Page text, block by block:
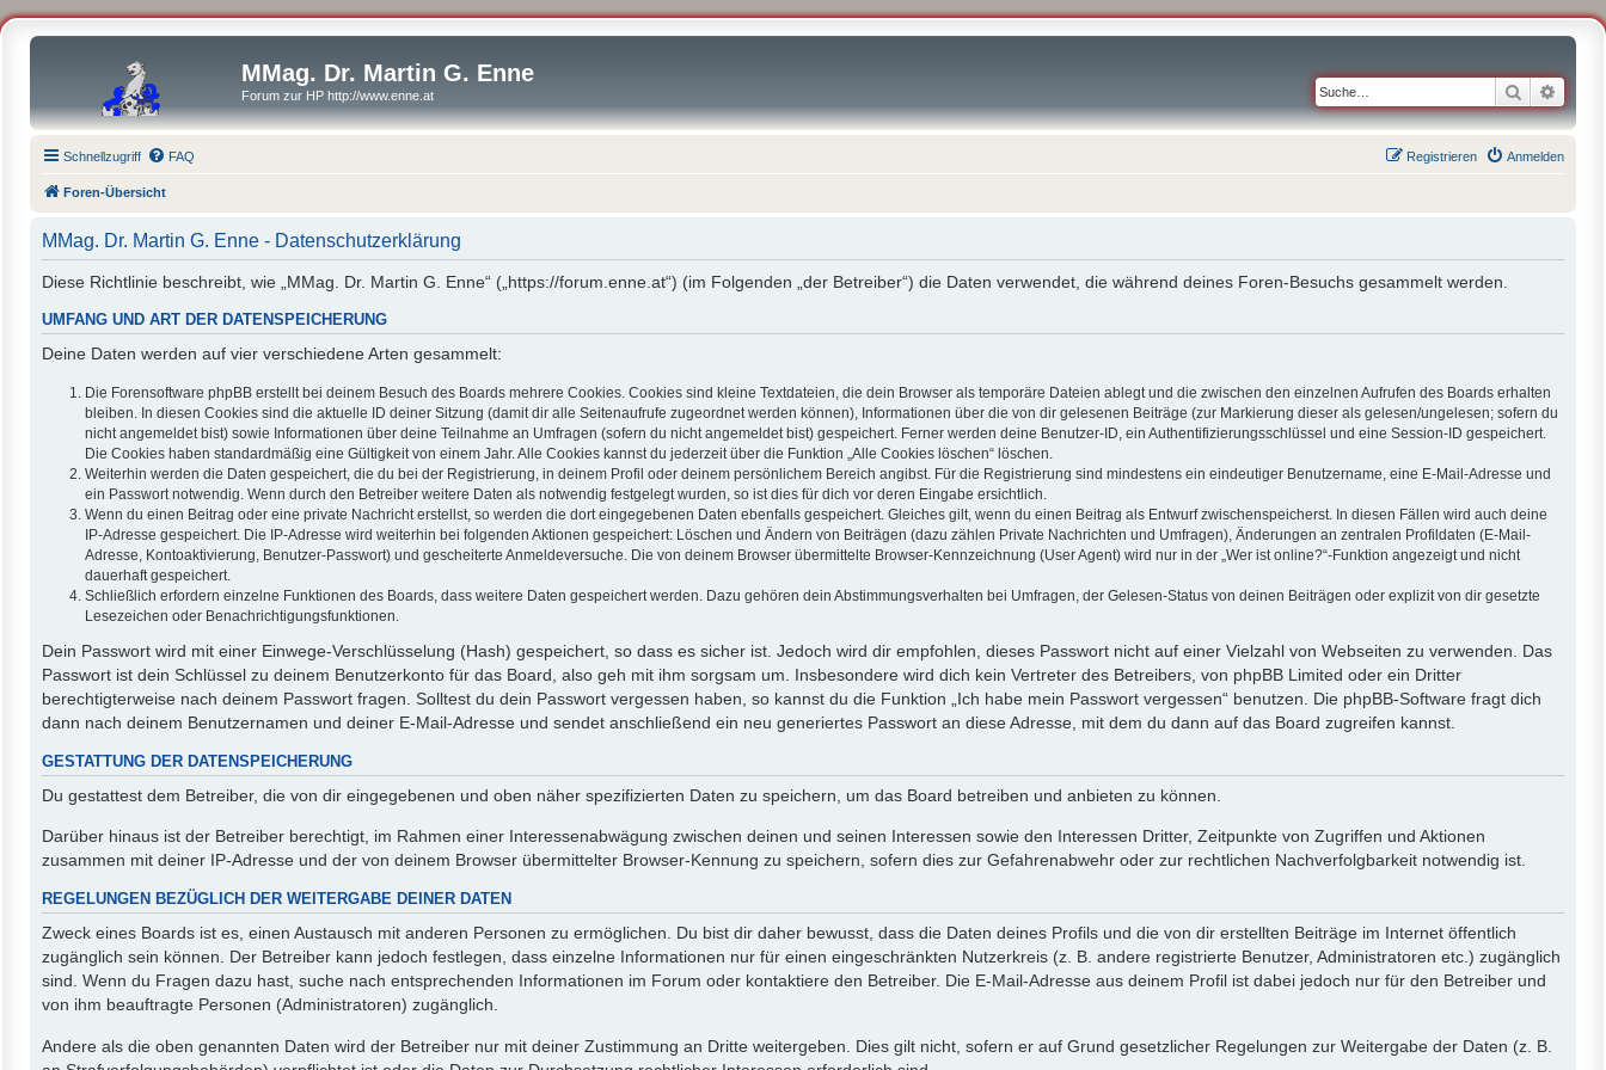
MMag. Dr. Martin G. Enne
Forum zur HP http://www.enne.at Suche
Schnellzugriff FAQ Anmelden
Registrieren
Foren-Übersicht
MMag. Dr. Martin G. Enne - Datenschutzerklärung
Diese Richtlinie beschreibt, wie „MMag. Dr. Martin G. Enne“ („https://forum.enne.at“) (im Folgenden „der Betreiber“) die Daten verwendet, die während deines Foren-Besuchs gesammelt werden.
UMFANG UND ART DER DATENSPEICHERUNG
Deine Daten werden auf vier verschiedene Arten gesammelt:
Die Forensoftware phpBB erstellt bei deinem Besuch des Boards mehrere Cookies. Cookies sind kleine Textdateien, die dein Browser als temporäre Dateien ablegt und die zwischen den einzelnen Aufrufen des Boards erhalten
bleiben. In diesen Cookies sind die aktuelle ID deiner Sitzung (damit dir alle Seitenaufrufe zugeordnet werden können), Informationen über die von dir gelesenen Beiträge (zur Markierung dieser als gelesen/ungelesen; sofern du
nicht angemeldet bist) sowie Informationen über deine Teilnahme an Umfragen (sofern du nicht angemeldet bist) gespeichert. Ferner werden deine Benutzer-ID, ein Authentifizierungsschlüssel und eine Session-ID gespeichert.
Die Cookies haben standardmäßig eine Gültigkeit von einem Jahr. Alle Cookies kannst du jederzeit über die Funktion „Alle Cookies löschen“ löschen.
Weiterhin werden die Daten gespeichert, die du bei der Registrierung, in deinem Profil oder deinem persönlichem Bereich angibst. Für die Registrierung sind mindestens ein eindeutiger Benutzername, eine E-Mail-Adresse und
ein Passwort notwendig. Wenn durch den Betreiber weitere Daten als notwendig festgelegt wurden, so ist dies für dich vor deren Eingabe ersichtlich.
Wenn du einen Beitrag oder eine private Nachricht erstellst, so werden die dort eingegebenen Daten ebenfalls gespeichert. Gleiches gilt, wenn du einen Beitrag als Entwurf zwischenspeicherst. In diesen Fällen wird auch deine
IP-Adresse gespeichert. Die IP-Adresse wird weiterhin bei folgenden Aktionen gespeichert: Löschen und Ändern von Beiträgen (dazu zählen Private Nachrichten und Umfragen), Änderungen an zentralen Profildaten (E-Mail-
Adresse, Kontoaktivierung, Benutzer-Passwort) und gescheiterte Anmeldeversuche. Die von deinem Browser übermittelte Browser-Kennzeichnung (User Agent) wird nur in der „Wer ist online?“-Funktion angezeigt und nicht
dauerhaft gespeichert.
Schließlich erfordern einzelne Funktionen des Boards, dass weitere Daten gespeichert werden. Dazu gehören dein Abstimmungsverhalten bei Umfragen, der Gelesen-Status von deinen Beiträgen oder explizit von dir gesetzte
Lesezeichen oder Benachrichtigungsfunktionen.
Dein Passwort wird mit einer Einwege-Verschlüsselung (Hash) gespeichert, so dass es sicher ist. Jedoch wird dir empfohlen, dieses Passwort nicht auf einer Vielzahl von Webseiten zu verwenden. Das
Passwort ist dein Schlüssel zu deinem Benutzerkonto für das Board, also geh mit ihm sorgsam um. Insbesondere wird dich kein Vertreter des Betreibers, von phpBB Limited oder ein Dritter
berechtigterweise nach deinem Passwort fragen. Solltest du dein Passwort vergessen haben, so kannst du die Funktion „Ich habe mein Passwort vergessen“ benutzen. Die phpBB-Software fragt dich
dann nach deinem Benutzernamen und deiner E-Mail-Adresse und sendet anschließend ein neu generiertes Passwort an diese Adresse, mit dem du dann auf das Board zugreifen kannst.
GESTATTUNG DER DATENSPEICHERUNG
Du gestattest dem Betreiber, die von dir eingegebenen und oben näher spezifizierten Daten zu speichern, um das Board betreiben und anbieten zu können.
Darüber hinaus ist der Betreiber berechtigt, im Rahmen einer Interessenabwägung zwischen deinen und seinen Interessen sowie den Interessen Dritter, Zeitpunkte von Zugriffen und Aktionen
zusammen mit deiner IP-Adresse und der von deinem Browser übermittelter Browser-Kennung zu speichern, sofern dies zur Gefahrenabwehr oder zur rechtlichen Nachverfolgbarkeit notwendig ist.
REGELUNGEN BEZÜGLICH DER WEITERGABE DEINER DATEN
Zweck eines Boards ist es, einen Austausch mit anderen Personen zu ermöglichen. Du bist dir daher bewusst, dass die Daten deines Profils und die von dir erstellten Beiträge im Internet öffentlich
zugänglich sein können. Der Betreiber kann jedoch festlegen, dass einzelne Informationen nur für einen eingeschränkten Nutzerkreis (z. B. andere registrierte Benutzer, Administratoren etc.) zugänglich
sind. Wenn du Fragen dazu hast, suche nach entsprechenden Informationen im Forum oder kontaktiere den Betreiber. Die E-Mail-Adresse aus deinem Profil ist dabei jedoch nur für den Betreiber und
von ihm beauftragte Personen (Administratoren) zugänglich.
Andere als die oben genannten Daten wird der Betreiber nur mit deiner Zustimmung an Dritte weitergeben. Dies gilt nicht, sofern er auf Grund gesetzlicher Regelungen zur Weitergabe der Daten (z. B.